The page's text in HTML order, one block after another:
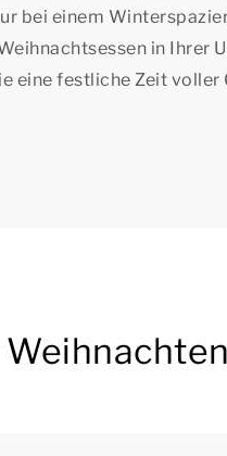
bei einem
in Ihrer
eine festliche Zeit